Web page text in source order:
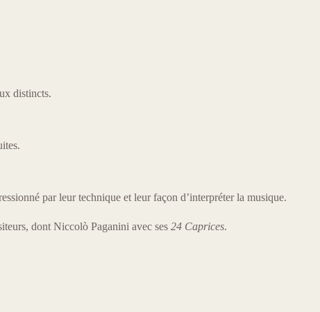
distincts.
par leur technique et leur façon d’interpréter la musique.
dont Niccolò Paganini avec ses 24 Caprices.